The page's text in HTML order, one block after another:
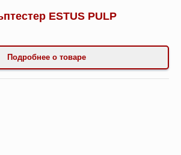
ESTUS PULP
Подробнее о товаре